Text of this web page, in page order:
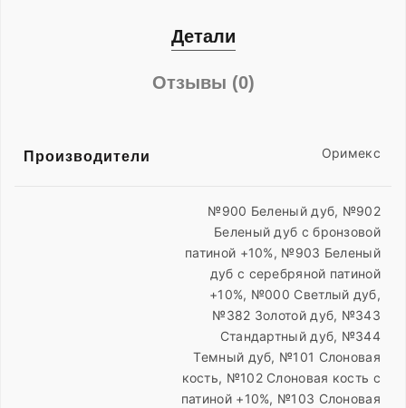
Детали
Отзывы (0)
Производители Оримекс
№900 Беленый дуб, №902
Беленый дуб с бронзовой
патиной +10%, №903 Беленый
дуб с серебряной патиной
+10%, №000 Светлый дуб,
№382 Золотой дуб, №343
Стандартный дуб, №344
Темный дуб, №101 Слоновая
кость, №102 Слоновая кость с
патиной +10%, №103 Слоновая